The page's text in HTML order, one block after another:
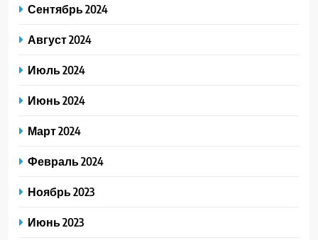
Сентябрь 2024
Август 2024
Июль 2024
Июнь 2024
Март 2024
Февраль 2024
Ноябрь 2023
Июнь 2023